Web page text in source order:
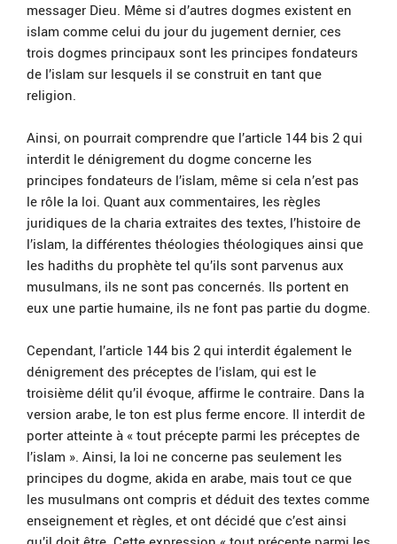
messager Dieu. Même si d’autres dogmes existent en
islam comme celui du jour du jugement dernier, ces
trois dogmes principaux sont les principes fondateurs
de l’islam sur lesquels il se construit en tant que
religion.
Ainsi, on pourrait comprendre que l’article 144 bis 2 qui
interdit le dénigrement du dogme concerne les
principes fondateurs de l’islam, même si cela n’est pas
le rôle la loi. Quant aux commentaires, les règles
juridiques de la charia extraites des textes, l’histoire de
l’islam, la différentes théologies théologiques ainsi que
les hadiths du prophète tel qu’ils sont parvenus aux
musulmans, ils ne sont pas concernés. Ils portent en
eux une partie humaine, ils ne font pas partie du dogme.
Cependant, l’article 144 bis 2 qui interdit également le
dénigrement des préceptes de l’islam, qui est le
troisième délit qu’il évoque, affirme le contraire. Dans la
version arabe, le ton est plus ferme encore. Il interdit de
porter atteinte à « tout précepte parmi les préceptes de
l’islam ». Ainsi, la loi ne concerne pas seulement les
principes du dogme, akida en arabe, mais tout ce que
les musulmans ont compris et déduit des textes comme
enseignement et règles, et ont décidé que c’est ainsi